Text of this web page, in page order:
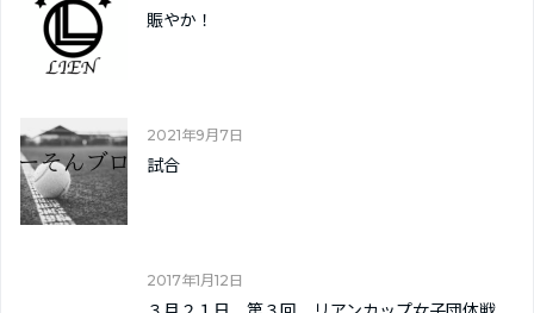
賑やか！
2021年9月7日
試合
2017年1月12日